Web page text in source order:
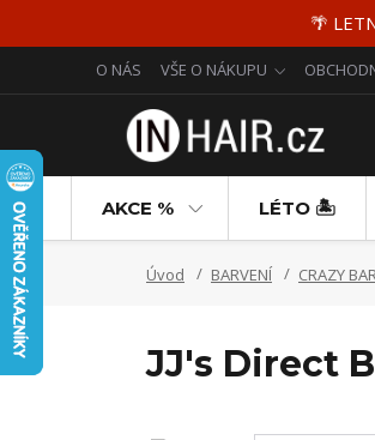
🌴
O NÁS VŠE O NÁKUPU
AKCE % LÉTO 🏝️
Úvod BARVENÍ CRAZY
JJ's Direct